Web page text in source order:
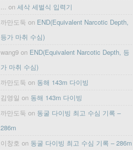
... on 세삭 세벌식 입력기
까만도둑 on END(Equivalent Narcotic Depth,
등가 마취 수심)
wang9on END(Equivalent Narcotic Depth, 등
가 마취 수심)
까만도둑 on 동해 143m 다이빙
김영일 on 동해 143m 다이빙
까만도둑 on 동굴 다이빙 최고 수심 기록 –
286m
이창호 on 동굴 다이빙 최고 수심 기록 – 286m